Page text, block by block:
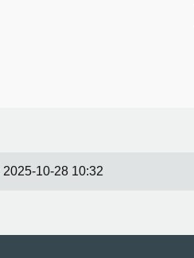
2025-10-28 10:32